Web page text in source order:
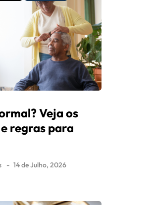
Veja os
regras para
14 de Julho, 2026